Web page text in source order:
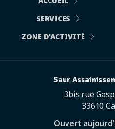
SERVICES
ZONE D'ACTIVITÉ
Saur
3bis rue
33610
Ouvert